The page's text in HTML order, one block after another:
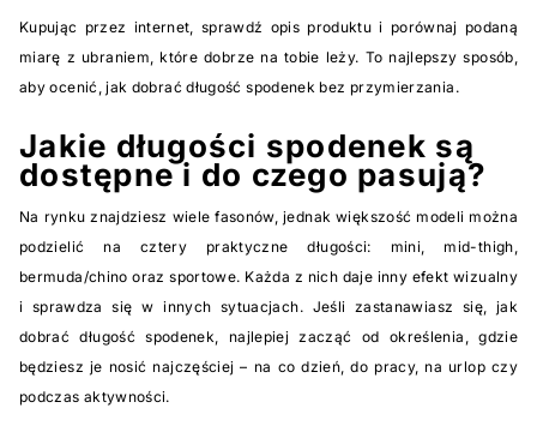
Kupując przez internet, sprawdź opis produktu i porównaj podaną
miarę z ubraniem, które dobrze na tobie leży. To najlepszy sposób,
aby ocenić, jak dobrać długość spodenek bez przymierzania.
Jakie długości spodenek są
dostępne i do czego pasują?
Na rynku znajdziesz wiele fasonów, jednak większość modeli można
podzielić na cztery praktyczne długości: mini, mid-thigh,
bermuda/chino oraz sportowe. Każda z nich daje inny efekt wizualny
i sprawdza się w innych sytuacjach. Jeśli zastanawiasz się, jak
dobrać długość spodenek, najlepiej zacząć od określenia, gdzie
będziesz je nosić najczęściej – na co dzień, do pracy, na urlop czy
podczas aktywności.